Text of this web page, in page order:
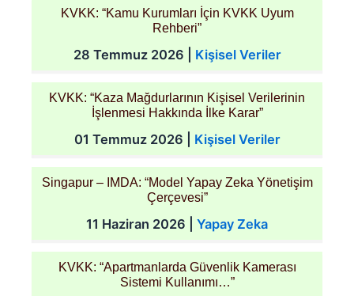
KVKK: “Kamu Kurumları İçin KVKK Uyum
Rehberi”
28 Temmuz 2026 Kişisel Veriler
KVKK: “Kaza Mağdurlarının Kişisel Verilerinin
İşlenmesi Hakkında İlke Karar”
01 Temmuz 2026 Kişisel Veriler
Singapur – IMDA: “Model Yapay Zeka Yönetişim
Çerçevesi”
11 Haziran 2026 Yapay Zeka
KVKK: “Apartmanlarda Güvenlik Kamerası
Sistemi Kullanımı…”